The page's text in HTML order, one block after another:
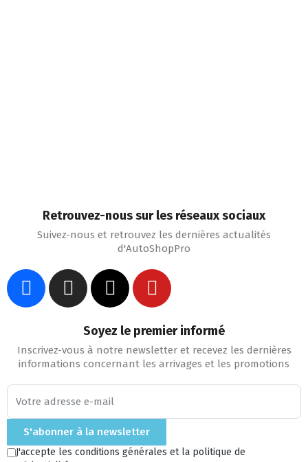
Retrouvez-nous sur les réseaux sociaux
Suivez-nous et retrouvez les dernières actualités
d'AutoShopPro
Soyez le premier informé
Inscrivez-vous à notre newsletter et recevez les dernières
informations concernant les arrivages et les promotions
S'abonner à la newsletter
J'accepte les conditions générales et la politique de